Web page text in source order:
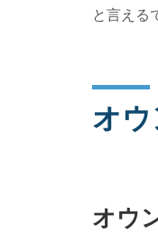
と言える
オ
オウ